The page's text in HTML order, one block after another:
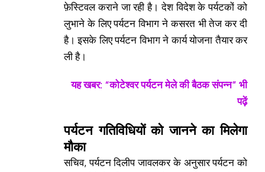
फ़ेस्टिवल कराने जा रही है। देश विदेश के पर्यटकों को
लुभाने के लिए पर्यटन विभाग ने कसरत भी तेज कर दी
है। इसके लिए पर्यटन विभाग ने कार्य योजना तैयार कर
ली है।
यह खबर: “कोटेश्वर पर्यटन मेले की बैठक संपन्न” भी
पढ़ें
पर्यटन गतिविधियों को जानने का मिलेगा
मौका
सचिव, पर्यटन दिलीप जावलकर के अनुसार पर्यटन को